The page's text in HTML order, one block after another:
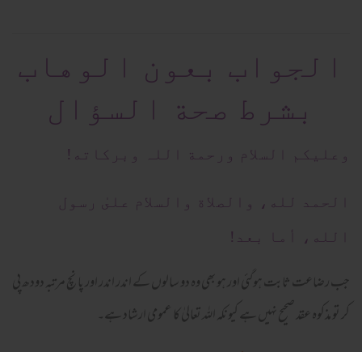
الجواب بعون الوهاب
بشرط صحة السؤال
وعلیکم السلام ورحمة اللہ وبرکاته!
الحمد لله، والصلاة والسلام علىٰ رسول
الله، أما بعد!
جب رضاعت ثابت ہوگئی اور ہو بھی وہ دو سالوں کے اندر اندر اور پانچ مرتبہ دودھ پی
کر تو مذکوہ عقد صحیح نہیں ہے کیونکہ اللہ تعالیٰ کا عمومی ارشاد ہے۔